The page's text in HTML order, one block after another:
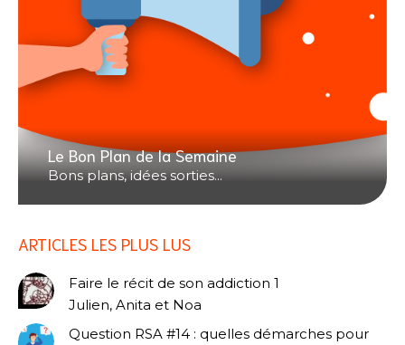
Le Bon Plan de la Semaine
Bons plans, idées sorties...
ARTICLES LES PLUS LUS
Faire le récit de son addiction 1
Julien, Anita et Noa
Question RSA #14 : quelles démarches pour